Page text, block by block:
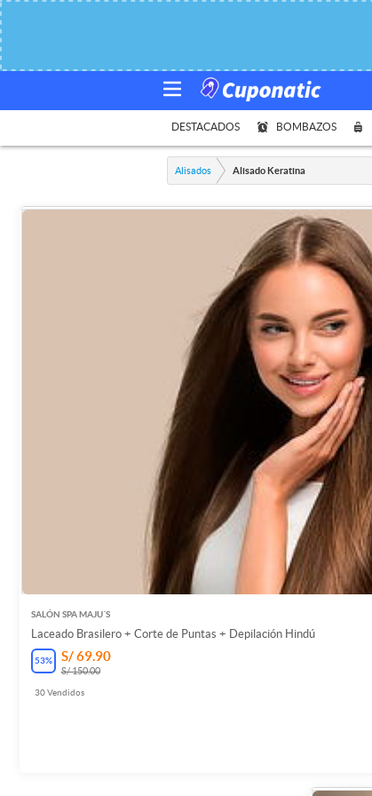
DESTACADOS BOMBAZOS
Alisados Alisado Keratina
SALÓN SPA MAJU´S
Laceado Brasilero + Corte de Puntas + Depilación Hindú
53% S/ 69.90
S/ 150.00
30Vendidos